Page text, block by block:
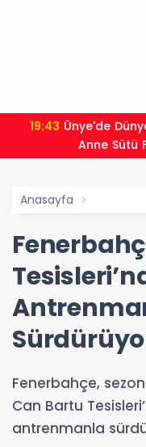
19:43
Anne Sütü
Anasayfa
Fenerbahçe, sezon
Can Bartu
antrenmanla